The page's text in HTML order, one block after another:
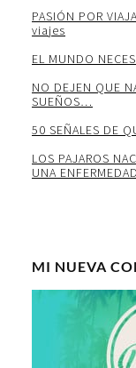
PASIÓN POR
viajes
EL MUNDO
NO DEJEN QUE
SUEÑOS…
50 SEÑALES DE
LOS PAJAROS
UNA ENFERMEDAD
MI NUEVA